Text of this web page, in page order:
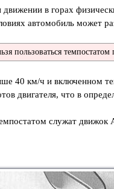
в горах
автомобиль может
пользоваться
40 км/ч и включенном
двигателя, что в
служат движок